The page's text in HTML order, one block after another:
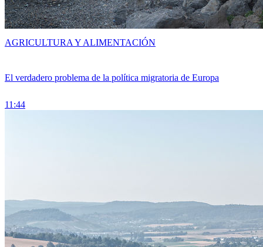
El verdadero problema de la política migratoria de Europa
11:44
AGRICULTURA Y ALIMENTACIÓN